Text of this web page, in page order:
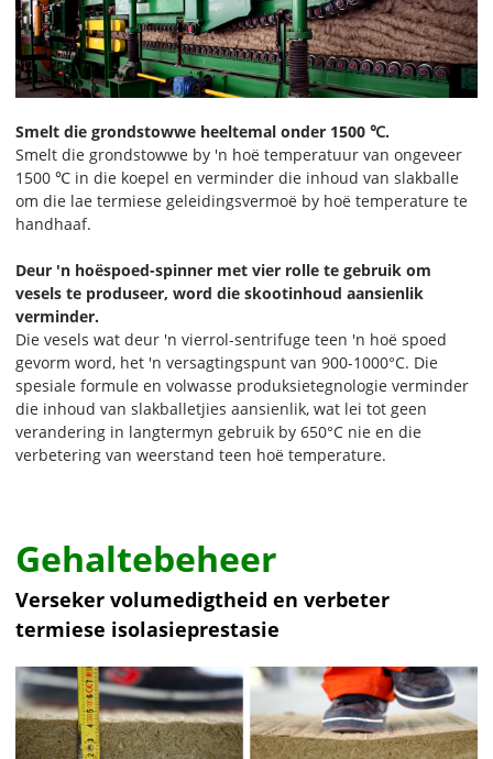
Smelt die grondstowwe heeltemal onder 1500 ℃.
Smelt die grondstowwe by 'n hoë temperatuur van ongeveer
1500 ℃ in die koepel en verminder die inhoud van slakballe
om die lae termiese geleidingsvermoë by hoë temperature te
handhaaf.
Deur 'n hoëspoed-spinner met vier rolle te gebruik om
vesels te produseer, word die skootinhoud aansienlik
verminder.
Die vesels wat deur 'n vierrol-sentrifuge teen 'n hoë spoed
gevorm word, het 'n versagtingspunt van 900-1000°C. Die
spesiale formule en volwasse produksietegnologie verminder
die inhoud van slakballetjies aansienlik, wat lei tot geen
verandering in langtermyn gebruik by 650°C nie en die
verbetering van weerstand teen hoë temperature.
Gehaltebeheer
Verseker volumedigtheid en verbeter
termiese isolasieprestasie